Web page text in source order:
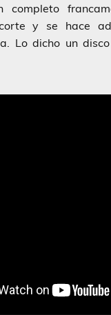
completo
y se hace
Lo dicho un